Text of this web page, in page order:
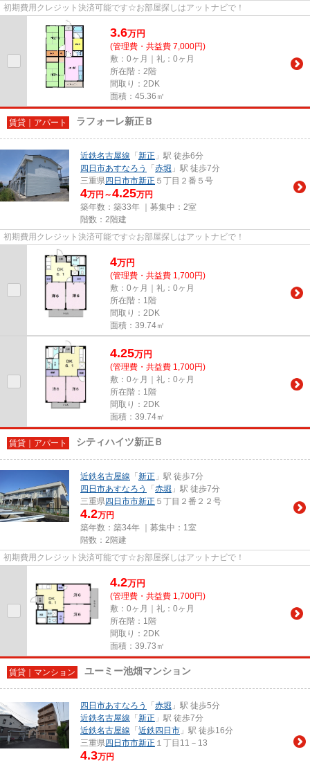
初期費用クレジット決済可能です☆お部屋探しはアットナビで！
3.6万円
(管理費・共益費 7,000円)
敷：0ヶ月｜礼：0ヶ月
所在階：2階
間取り：2DK
面積：45.36㎡
賃貸｜アパート ラフォーレ新正Ｂ
近鉄名古屋線 「 新正 」駅 徒歩6分
四日市あすなろう
「 赤堀 」駅 徒歩7分
三重県四日市市新正 ５丁目２番５号
4万円～4.25万円
築年数：築33年 ｜募集中： 2室
階数：2階建
初期費用クレジット決済可能です☆お部屋探しはアットナビで！
4万円
(管理費・共益費 1,700円)
敷：0ヶ月｜礼：0ヶ月
所在階：1階
間取り：2DK
面積：39.74㎡
4.25万円
(管理費・共益費 1,700円)
敷：0ヶ月｜礼：0ヶ月
所在階：1階
間取り：2DK
面積：39.74㎡
賃貸｜アパート シティハイツ新正Ｂ
近鉄名古屋線 「 新正 」駅 徒歩7分
四日市あすなろう
「 赤堀 」駅 徒歩7分
三重県四日市市新正 ５丁目２番２２号
4.2万円
築年数：築34年 ｜募集中： 1室
階数：2階建
初期費用クレジット決済可能です☆お部屋探しはアットナビで！
4.2万円
(管理費・共益費 1,700円)
敷：0ヶ月｜礼：0ヶ月
所在階：1階
間取り：2DK
面積：39.73㎡
賃貸｜マンション ユーミー池畑マンション
四日市あすなろう 「 赤堀 」駅 徒歩5分
近鉄名古屋線 「 新正 」駅 徒歩7分
近鉄名古屋線 「 近鉄四日市 」駅 徒歩16分
三重県四日市市新正 １丁目11－13
4.3万円